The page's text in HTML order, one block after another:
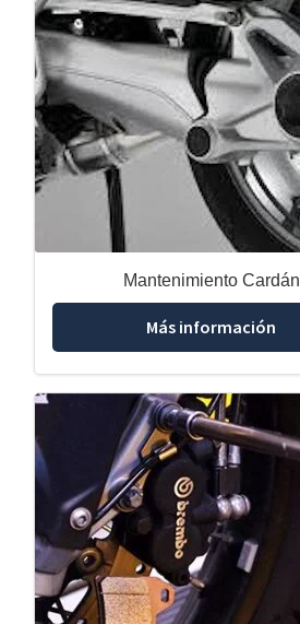
Mantenimiento Cardán
Más información